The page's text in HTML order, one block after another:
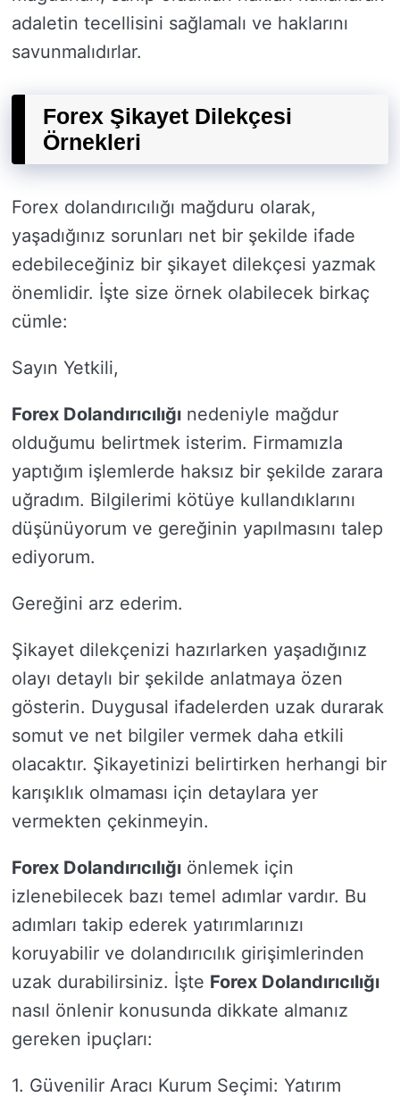
adaletin tecellisini sağlamalı ve haklarını
savunmalıdırlar.
Forex Şikayet Dilekçesi
Örnekleri
Forex dolandırıcılığı mağduru olarak,
yaşadığınız sorunları net bir şekilde ifade
edebileceğiniz bir şikayet dilekçesi yazmak
önemlidir. İşte size örnek olabilecek birkaç
cümle:
Sayın Yetkili,
Forex Dolandırıcılığı nedeniyle mağdur
olduğumu belirtmek isterim. Firmamızla
yaptığım işlemlerde haksız bir şekilde zarara
uğradım. Bilgilerimi kötüye kullandıklarını
düşünüyorum ve gereğinin yapılmasını talep
ediyorum.
Gereğini arz ederim.
Şikayet dilekçenizi hazırlarken yaşadığınız
olayı detaylı bir şekilde anlatmaya özen
gösterin. Duygusal ifadelerden uzak durarak
somut ve net bilgiler vermek daha etkili
olacaktır. Şikayetinizi belirtirken herhangi bir
karışıklık olmaması için detaylara yer
vermekten çekinmeyin.
Forex Dolandırıcılığı önlemek için
izlenebilecek bazı temel adımlar vardır. Bu
adımları takip ederek yatırımlarınızı
koruyabilir ve dolandırıcılık girişimlerinden
uzak durabilirsiniz. İşte Forex Dolandırıcılığı
nasıl önlenir konusunda dikkate almanız
gereken ipuçları:
1. Güvenilir Aracı Kurum Seçimi: Yatırım